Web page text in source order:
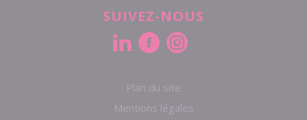
Plan du site
Mentions légales
SUIVEZ-NOUS